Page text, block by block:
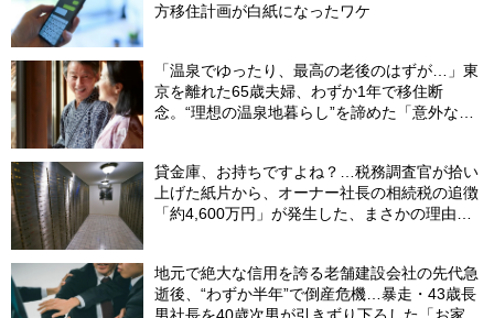
方移住計画が白紙になったワケ
「温泉でゆったり、最高の老後のはずが…」東
京を離れた65歳夫婦、わずか1年で移住断
念。“理想の温泉地暮らし”を諦めた「意外な理
貸金庫、お持ちですよね？…税務調査官が拾い
上げた紙片から、オーナー社長の相続税の追徴
「約4,600万円」が発生した、まさかの理由
地元で絶大な信用を誇る老舗建設会社の先代急
逝後、“わずか半年”で倒産危機…暴走・43歳長